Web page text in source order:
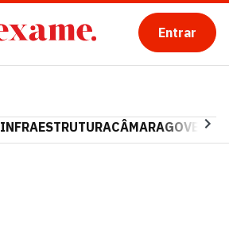
Entrar
INFRAESTRUTURACÂMARAGOVERNO